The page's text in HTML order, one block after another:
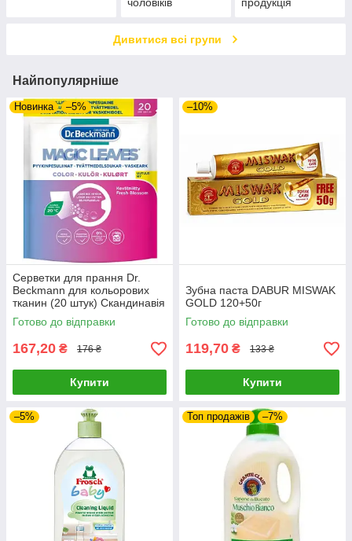
чоловіків
продукція
Дивитися всі групи
Найпопулярніше
Новинка –5%
Серветки для прання Dr.
Beckmann для кольорових
тканин (20 штук) Скандинавія
Готово до відправки
167,20 ₴ 176 ₴
Купити
–10%
Зубна паста DABUR MISWAK
GOLD 120+50г
Готово до відправки
119,70 ₴ 133 ₴
Купити
–5% Топ продажів –7%